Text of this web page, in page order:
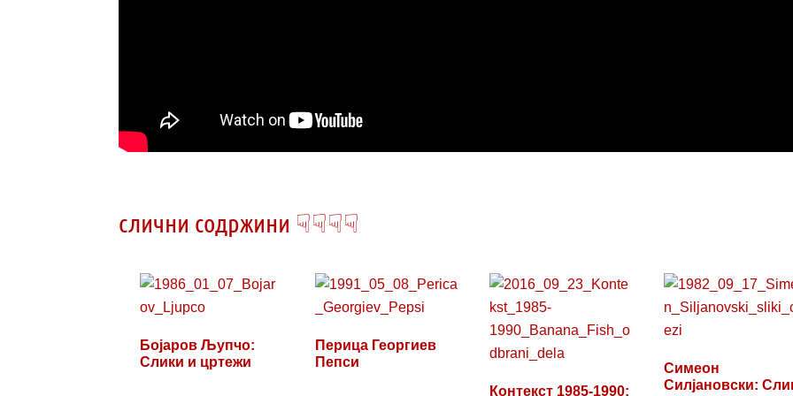
слични содржини ☟☟☟☟
Бојаров Љупчо:
Слики и цртежи
Перица Георгиев
Пепси
Контекст 1985​-​1990:
Симеон
Силјановски: